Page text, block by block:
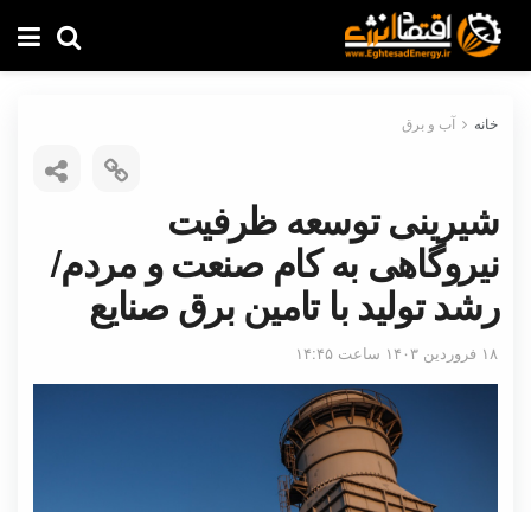
خانه آب و برق
شیرینی توسعه ظرفیت
نیروگاهی به کام صنعت و مردم/
رشد تولید با تامین برق صنایع
۱۸ فروردین ۱۴۰۳ ساعت ۱۴:۴۵